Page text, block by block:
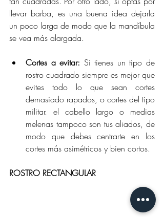
llevar barba, es una buena idea dejarla
un poco larga de modo que la mandíbula
se vea más alargada.
Cortes a evitar: Si tienes un tipo de
rostro cuadrado siempre es mejor que
evites todo lo que sean cortes
demasiado rapados, o cortes del tipo
militar. el cabello largo o medias
melenas tampoco son tus aliados, de
modo que debes centrarte en los
cortes más asimétricos y bien cortos.
ROSTRO RECTANGULAR